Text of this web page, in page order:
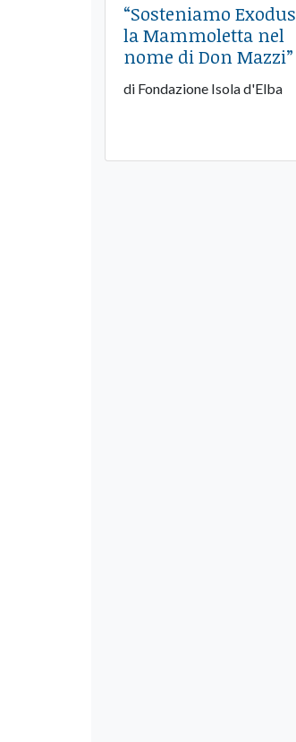
“Sosteniamo Exodus
la Mammoletta nel
nome di Don Mazzi”
di Fondazione Isola d'Elba